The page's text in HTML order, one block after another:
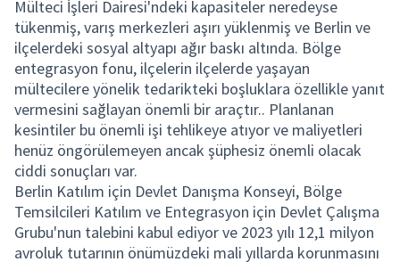
Mülteci İşleri Dairesi'ndeki kapasiteler neredeyse
tükenmiş, varış merkezleri aşırı yüklenmiş ve Berlin ve
ilçelerdeki sosyal altyapı ağır baskı altında. Bölge
entegrasyon fonu, ilçelerin ilçelerde yaşayan
mültecilere yönelik tedarikteki boşluklara özellikle yanıt
vermesini sağlayan önemli bir araçtır.. Planlanan
kesintiler bu önemli işi tehlikeye atıyor ve maliyetleri
henüz öngörülemeyen ancak şüphesiz önemli olacak
ciddi sonuçları var.
Berlin Katılım için Devlet Danışma Konseyi, Bölge
Temsilcileri Katılım ve Entegrasyon için Devlet Çalışma
Grubu'nun talebini kabul ediyor ve 2023 yılı 12,1 milyon
avroluk tutarının önümüzdeki mali yıllarda korunmasını